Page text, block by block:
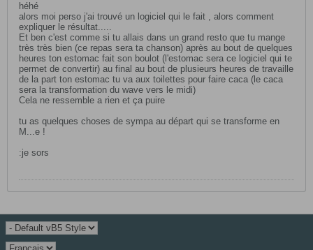
héhé
alors moi perso j'ai trouvé un logiciel qui le fait , alors comment
expliquer le résultat.....
Et ben c'est comme si tu allais dans un grand resto que tu mange
très très bien (ce repas sera ta chanson) après au bout de quelques
heures ton estomac fait son boulot (l'estomac sera ce logiciel qui te
permet de convertir) au final au bout de plusieurs heures de travaille
de la part ton estomac tu va aux toilettes pour faire caca (le caca
sera la transformation du wave vers le midi)
Cela ne ressemble a rien et ça puire
tu as quelques choses de sympa au départ qui se transforme en
M...e !
:je sors